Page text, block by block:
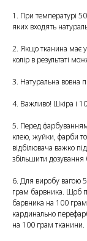
1. При температурі
яких входять
2. Якщо тканина має у
колір в результаті
3. Натуральна вовна
4. Важливо! Шкіра і
5. Перед
клею, жуйки, фарби
відбілювача важко
збільшити дозування
6. Для виробу вагою
грам барвника. Щоб
барвника на 100
кардинально
на 100 грам тканини.